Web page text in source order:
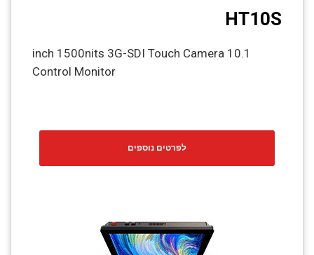
C-Mount Lenss
Professional Video Equipment
AV over IP
HT10S
10.1 inch 1500nits 3G-SDI Touch Camera
Control Monitor
לפרטים נוספים